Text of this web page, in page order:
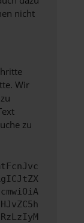
nicht
Wir
zu